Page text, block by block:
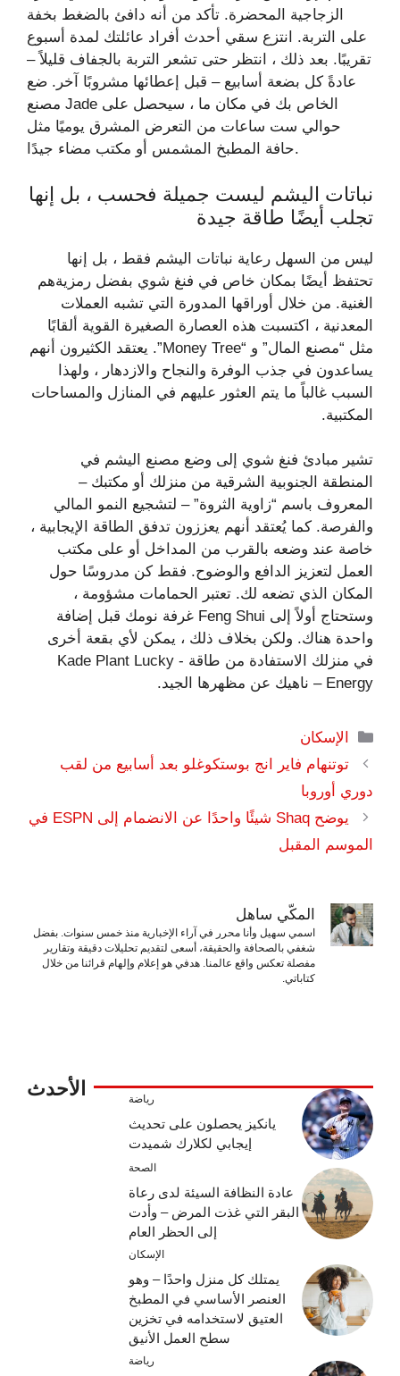
الزجاجية المحضرة. تأكد من أنه دافئ بالضغط بخفة
على التربة. انتزع سقي أحدث أفراد عائلتك لمدة أسبوع
تقريبًا. بعد ذلك ، انتظر حتى تشعر التربة بالجفاف قليلاً –
عادةً كل بضعة أسابيع – قبل إعطائها مشروبًا آخر. ضع
مصنع Jade الخاص بك في مكان ما ، سيحصل على
حوالي ست ساعات من التعرض المشرق يوميًا مثل
حافة المطبخ المشمس أو مكتب مضاء جيدًا.
نباتات اليشم ليست جميلة فحسب ، بل إنها
تجلب أيضًا طاقة جيدة
ليس من السهل رعاية نباتات اليشم فقط ، بل إنها
تحتفظ أيضًا بمكان خاص في فنغ شوي بفضل رمزيةهم
الغنية. من خلال أوراقها المدورة التي تشبه العملات
المعدنية ، اكتسبت هذه العصارة الصغيرة القوية ألقابًا
مثل “مصنع المال” و “Money Tree”. يعتقد الكثيرون أنهم
يساعدون في جذب الوفرة والنجاح والازدهار ، ولهذا
السبب غالباً ما يتم العثور عليهم في المنازل والمساحات
المكتبية.
تشير مبادئ فنغ شوي إلى وضع مصنع اليشم في
المنطقة الجنوبية الشرقية من منزلك أو مكتبك –
المعروف باسم “زاوية الثروة” – لتشجيع النمو المالي
والفرصة. كما يُعتقد أنهم يعززون تدفق الطاقة الإيجابية ،
خاصة عند وضعه بالقرب من المداخل أو على مكتب
العمل لتعزيز الدافع والوضوح. فقط كن مدروسًا حول
المكان الذي تضعه لك. تعتبر الحمامات مشؤومة ،
وستحتاج أولاً إلى Feng Shui غرفة نومك قبل إضافة
واحدة هناك. ولكن بخلاف ذلك ، يمكن لأي بقعة أخرى
في منزلك الاستفادة من طاقة Kade Plant Lucky -
Energy – ناهيك عن مظهرها الجيد.
التصنيفات
الإسكان
توتنهام فاير انج بوستكوغلو بعد أسابيع من لقب
دوري أوروبا
يوضح Shaq شيئًا واحدًا عن الانضمام إلى ESPN في
الموسم المقبل
المكّي ساهل
اسمي سهيل وأنا محرر في آراء الإخبارية منذ خمس سنوات. بفضل
شغفي بالصحافة والحقيقة، أسعى لتقديم تحليلات دقيقة وتقارير
مفصلة تعكس واقع عالمنا. هدفي هو إعلام وإلهام قرائنا من خلال
كتاباتي.
الأحدث رياضة
يانكيز يحصلون على تحديث
إيجابي لكلارك شميدت
الصحة
عادة النظافة السيئة لدى رعاة
البقر التي غذت المرض – وأدت
إلى الحظر العام
الإسكان
يمتلك كل منزل واحدًا – وهو
العنصر الأساسي في المطبخ
العتيق لاستخدامه في تخزين
سطح العمل الأنيق
رياضة